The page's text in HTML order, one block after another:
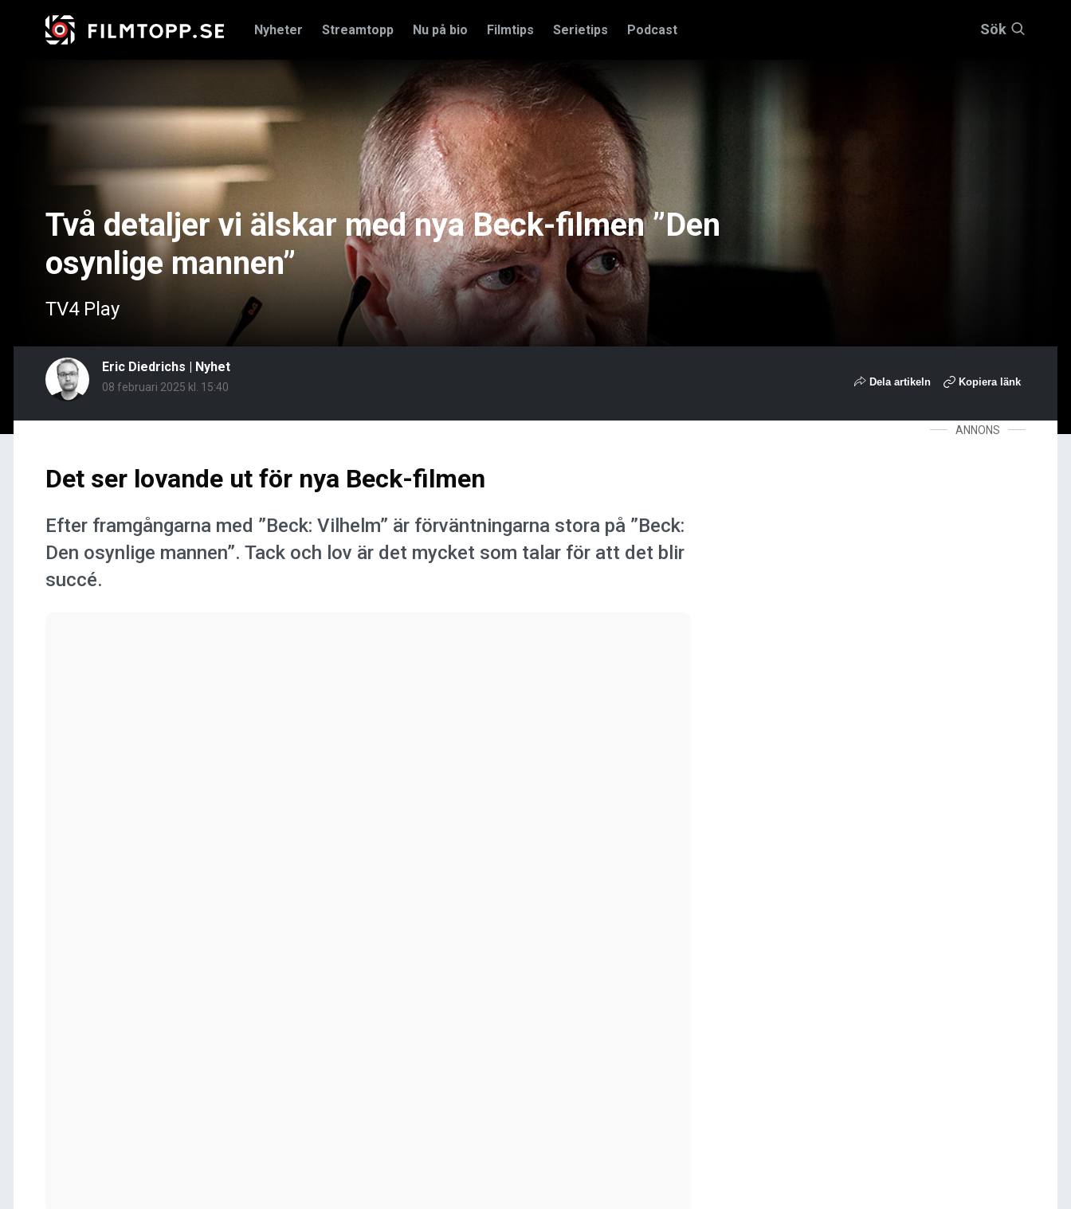
Nyheter Streamtopp Nu på bio Filmtips Serietips Podcast Sök
Två detaljer vi älskar med nya Beck-filmen ”Den
osynlige mannen”
TV4 Play
Eric Diedrichs | Nyhet
08 februari 2025 kl. 15:40 Dela artikeln Kopiera länk
Det ser lovande ut för nya Beck-filmen
Efter framgångarna med ”Beck: Vilhelm” är förväntningarna stora på ”Beck:
Den osynlige mannen”. Tack och lov är det mycket som talar för att det blir
succé.
ANNONS